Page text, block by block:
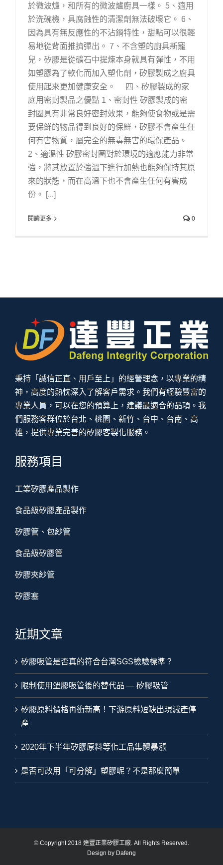
於微波爐，和所有的微波爐廚具一樣。 5、適用
於洗碗機，具腐蝕性的清潔劑無法破壞它。 6、
因為具有無反應性的不沾鍋特性，甜點可以很輕
易地從背面推擠彈出。 7、不含塑的廚具新寵
兒，矽膠是從礦石中提煉本身就具有彈性，不用
如塑膠為了軟化而加入塑化劑，矽膠製成之廚具
使用起來更加健康安全。 四、矽膠製成的家
庭用密封製品之優點 1、密封性 矽膠製成的密
封圈具有非常良好密封效果，能夠使食物或是需
要保鮮的物品得到良好的保鮮，矽膠不會產生任
何有害物質，屬完全的無毒無害的環保產品。
2、適溫性 矽膠密封圈對於環境的適應能力非常
強，將其放置於強溫下進行加熱也能夠保持其原
來的狀態，而在高溫下也不會產生任何有害成
份。 [...]
閱讀更多 0
秉持「誠信正直、用戶至上」的經營理念，以專業的精
神，高度的熱忱深入了解客戶需求。我們有經驗豐富的
專業人員，可以在您的預算上，建議最適合的品項。我
們服務客群位於台北、桃園、新竹、台中、台南、高
雄，提供專業完善的矽膠客製化服務。
服務項目
工業矽膠產品製作
食品級矽膠產品製作
矽膠管、包紗管
食品級矽膠管
矽膠夾紗管
矽膠塞
近期文章
矽膠吸管是否真的符合台灣SGS檢驗標準？
限制使用塑膠吸管後的替代品 — 矽膠吸管
矽膠原料價格再衝新高！下游原料短缺出現減產停
產
2020年下半年矽膠原料等化工品集體暴漲
是否可改用「可分解」塑膠呢？不是那麼簡單
© Copyright 2018 達豐正業矽膠工廠. All Rights Reserved.
Design by Dafeng